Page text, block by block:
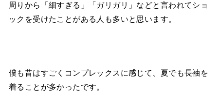
周りから「細すぎる」「ガリガリ」などと言われてショ
ックを受けたことがある人も多いと思います。
僕も昔はすごくコンプレックスに感じて、夏でも長袖を
着ることが多かったです。